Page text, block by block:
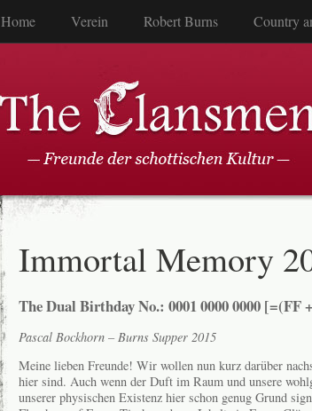
Home Verein Robert Burns Country
Immortal Memory
The Dual Birthday No.: 0001 0000 0000 [=(FF
Pascal Bockhorn – Burns Supper 2015
Meine lieben Freunde! Wir wollen nun kurz darüber
hier sind. Auch wenn der Duft im Raum und unsere
unserer physischen Existenz hier schon genug Grund